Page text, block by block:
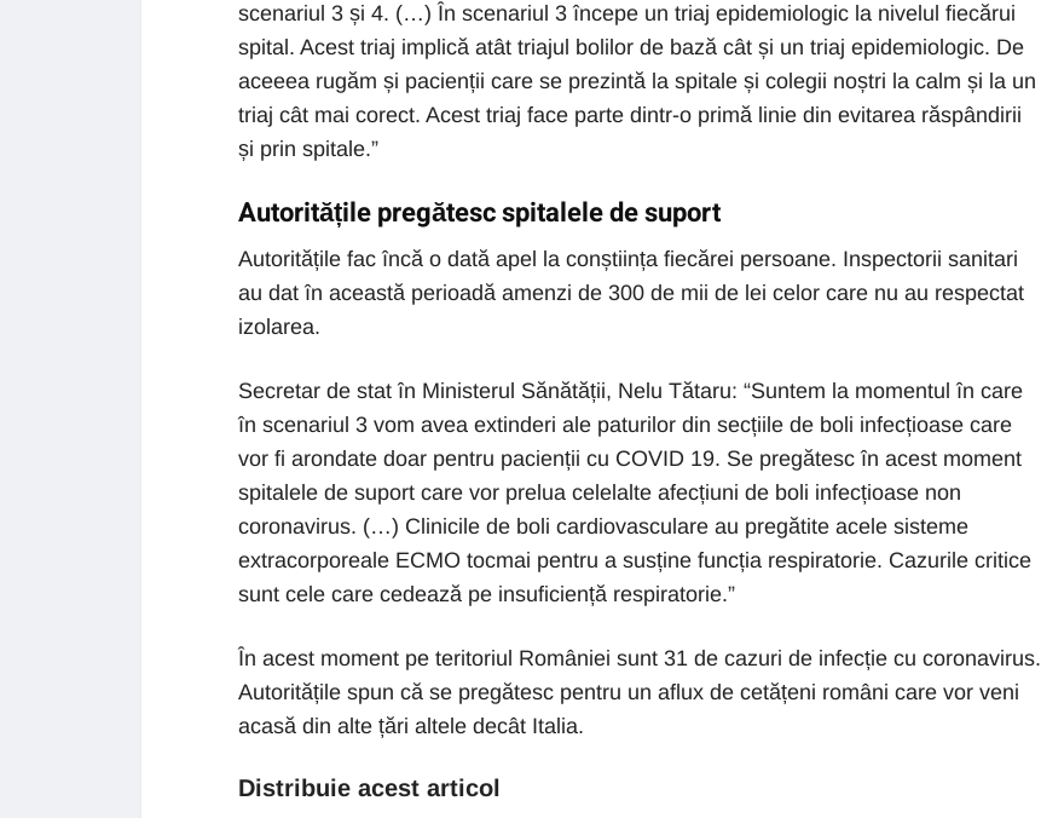
scenariul 3 și 4. (…) În scenariul 3 începe un triaj epidemiologic la nivelul fiecărui
spital. Acest triaj implică atât triajul bolilor de bază cât și un triaj epidemiologic. De
aceeea rugăm și pacienții care se prezintă la spitale și colegii noștri la calm și la un
triaj cât mai corect. Acest triaj face parte dintr-o primă linie din evitarea răspândirii
și prin spitale.”
Autoritățile pregătesc spitalele de suport
Autoritățile fac încă o dată apel la conștiința fiecărei persoane. Inspectorii sanitari
au dat în această perioadă amenzi de 300 de mii de lei celor care nu au respectat
izolarea.
Secretar de stat în Ministerul Sănătății, Nelu Tătaru: “Suntem la momentul în care
în scenariul 3 vom avea extinderi ale paturilor din secțiile de boli infecțioase care
vor fi arondate doar pentru pacienții cu COVID 19. Se pregătesc în acest moment
spitalele de suport care vor prelua celelalte afecțiuni de boli infecțioase non
coronavirus. (…) Clinicile de boli cardiovasculare au pregătite acele sisteme
extracorporeale ECMO tocmai pentru a susține funcția respiratorie. Cazurile critice
sunt cele care cedează pe insuficiență respiratorie.”
În acest moment pe teritoriul României sunt 31 de cazuri de infecție cu coronavirus.
Autoritățile spun că se pregătesc pentru un aflux de cetățeni români care vor veni
acasă din alte țări altele decât Italia.
Distribuie acest articol